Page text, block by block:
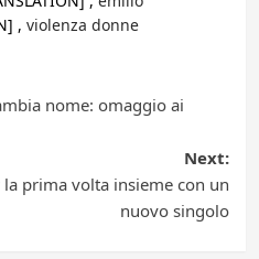
, violenza donne
nome: omaggio ai
Next:
prima volta insieme con un
nuovo singolo